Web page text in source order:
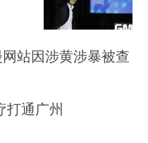
站因涉黄涉暴被查
打通广州